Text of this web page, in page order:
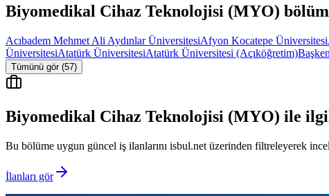
Biyomedikal Cihaz Teknolojisi (MYO)
Acıbadem Mehmet Ali Aydınlar ÜniversitesiAfyon Kocatepe Üniversitesi
ÜniversitesiAtatürk ÜniversitesiAtatürk Üniversitesi (Açıköğretim)
Tümünü gör (57)
Biyomedikal Cihaz Teknolojisi (MYO) ile
Bu bölüme uygun güncel iş ilanlarını isbul.net üzerinden filtreleyerek
İlanları gör